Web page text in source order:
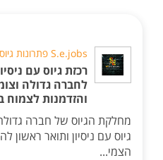
S.e.jobs פתרונות גיוס מתקדמים
רכזת גיוס עם
והזדמנות לצמוח
מחלקת הגיוס של חברה
גיוס עם ניסיון ותואר
הצמי...